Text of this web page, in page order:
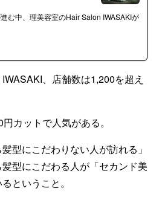
む中、理美容室のHair Salon IWASAKIが
、店舗数は1,200を超え
カットで人気がある。
型にこだわりない人が訪れる」
型にこだわる人が「セカンド美
ということ。